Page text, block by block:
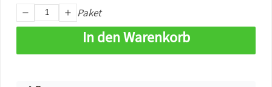
ablehnen
oder Ihre
Auswahl in
individuell
Paket
In den Warenkorb